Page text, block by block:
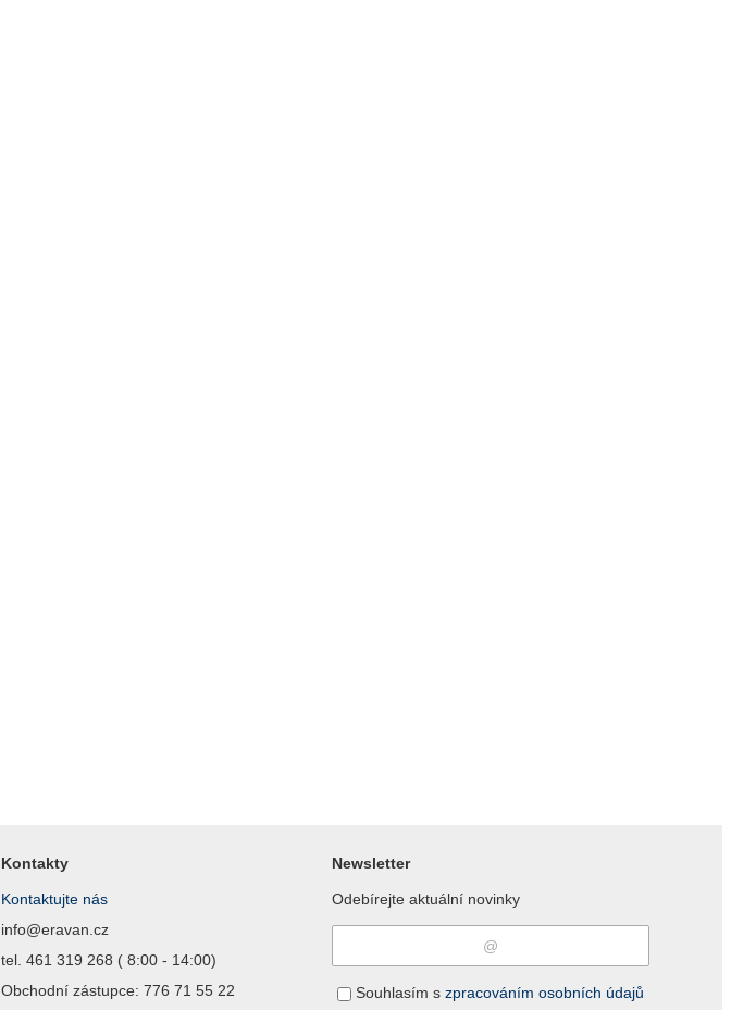
Kontakty
Kontaktujte nás
info@eravan.cz
tel. 461 319 268 ( 8:00 - 14:00)
Obchodní zástupce: 776 71 55 22
Newsletter
Odebírejte aktuální novinky
Souhlasím s zpracováním osobních údajů